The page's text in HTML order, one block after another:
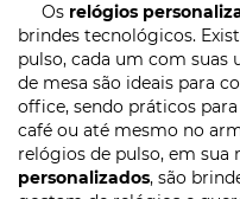
Os relógios
brindes tecnológicos.
pulso, cada um com suas
de mesa são ideais para
office, sendo práticos
café ou até mesmo no
relógios de pulso, em sua
personalizados, são